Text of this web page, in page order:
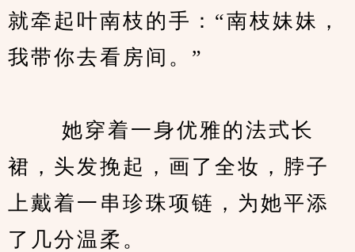
就牵起叶南枝的手：“南枝妹妹，
我带你去看房间。”
她穿着一身优雅的法式长
裙，头发挽起，画了全妆，脖子
上戴着一串珍珠项链，为她平添
了几分温柔。